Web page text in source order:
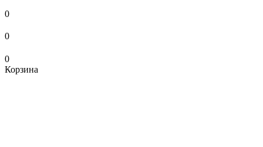
0
0
0
Корзина